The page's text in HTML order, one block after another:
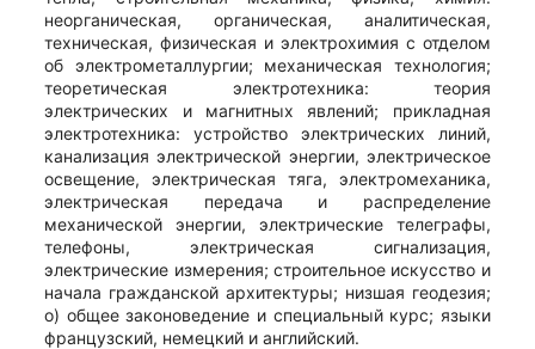
неорганическая, органическая, аналитическая,
техническая, физическая и электрохимия с отделом
об электрометаллургии; механическая технология;
теоретическая электротехника: теория
электрических и магнитных явлений; прикладная
электротехника: устройство электрических линий,
канализация электрической энергии, электрическое
освещение, электрическая тяга, электромеханика,
электрическая передача и распределение
механической энергии, электрические телеграфы,
телефоны, электрическая сигнализация,
электрические измерения; строительное искусство и
начала гражданской архитектуры; низшая геодезия;
о) общее законоведение и специальный курс; языки
французский, немецкий и английский.